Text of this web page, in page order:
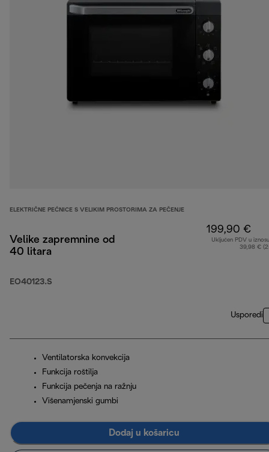
ELEKTRIČNE PEĆNICE S VELIKIM PROSTORIMA ZA PEČENJE
Velike zapremnine od
40 litara
EO40123.S
199,90 €
Uključen PDV u
39,98 €
Usporedi
Ventilatorska konvekcija
Funkcija roštilja
Funkcija pečenja na ražnju
Višenamjenski gumbi
Dodaj u košaricu